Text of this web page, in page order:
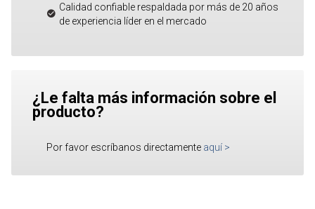
Calidad confiable respaldada por más de 20 años
de experiencia líder en el mercado
¿Le falta más información sobre el
producto?
Por favor escríbanos directamente aquí >